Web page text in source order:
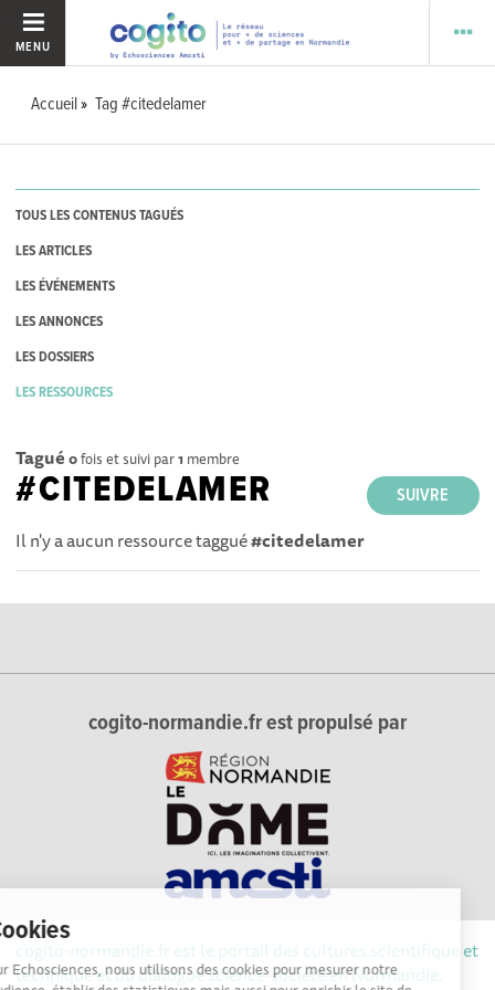
Cookies
Sur Echosciences, nous utilisons des cookies pour mesurer notre
MENU
Accueil Tag #citedelamer
TOUS LES CONTENUS TAGUÉS
LES ARTICLES
LES ÉVÉNEMENTS
LES ANNONCES
LES DOSSIERS
LES RESSOURCES
Tagué 0fois et suivi par1 membre
SUIVRE
#CITEDELAMER
Il n'y a aucun ressource taggué#citedelamer
cogito-normandie.fr est propulsé par
cogito-normandie.fr est le portail des cultures scientifique et
technique et du dialogue science-société en Normandie.